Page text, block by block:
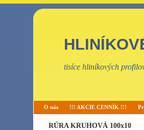
tisíce hliníkových
O nás !!! AKCIE CENNÍK !!!
RÚRA KRUHOVÁ 100x10